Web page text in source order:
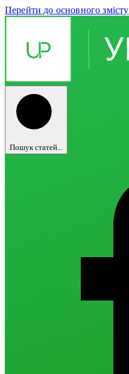
Перейти до основного змісту
Пошук статей...